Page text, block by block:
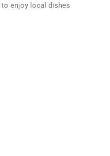
to enjoy local dishes